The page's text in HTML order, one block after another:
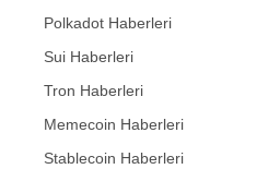
Polkadot Haberleri
Sui Haberleri
Tron Haberleri
Memecoin Haberleri
Stablecoin Haberleri